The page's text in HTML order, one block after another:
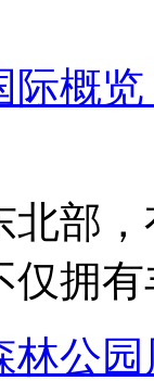
际概
北部
仅拥
林公